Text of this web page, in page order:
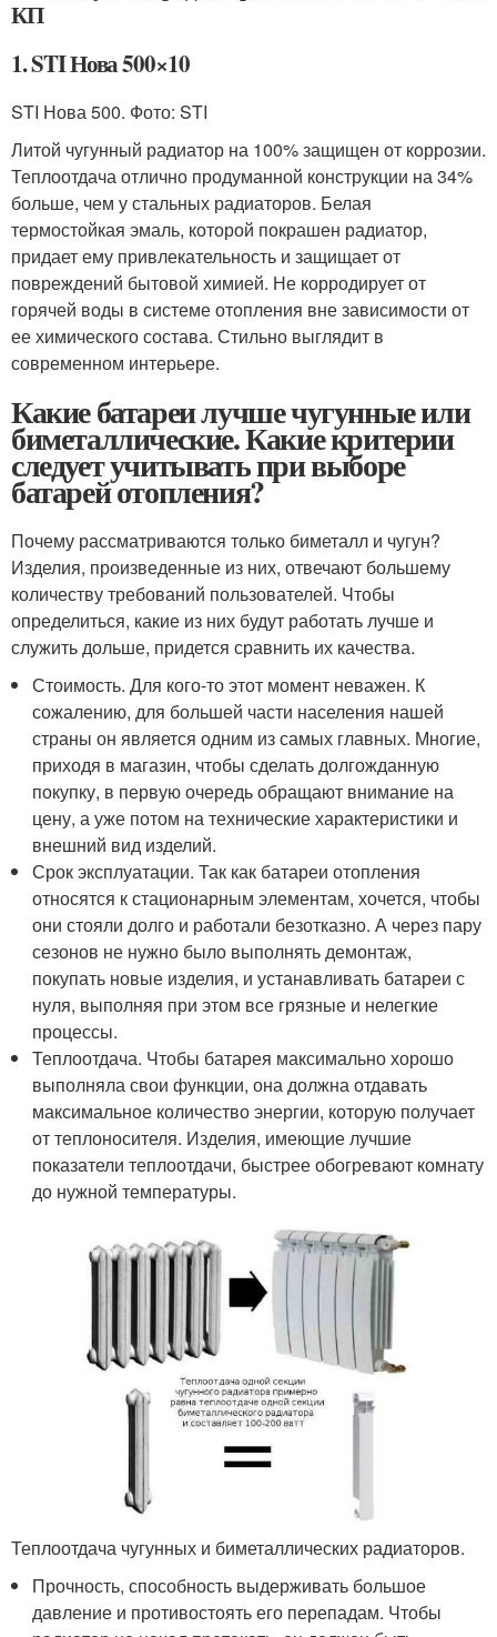
КП
1. STI Нова 500×10
STI Нова 500. Фото: STI
Литой чугунный радиатор на 100% защищен от коррозии.
Теплоотдача отлично продуманной конструкции на 34%
больше, чем у стальных радиаторов. Белая
термостойкая эмаль, которой покрашен радиатор,
придает ему привлекательность и защищает от
повреждений бытовой химией. Не корродирует от
горячей воды в системе отопления вне зависимости от
ее химического состава. Стильно выглядит в
современном интерьере.
Какие батареи лучше чугунные или
биметаллические. Какие критерии
следует учитывать при выборе
батарей отопления?
Почему рассматриваются только биметалл и чугун?
Изделия, произведенные из них, отвечают большему
количеству требований пользователей. Чтобы
определиться, какие из них будут работать лучше и
служить дольше, придется сравнить их качества.
Стоимость. Для кого-то этот момент неважен. К
сожалению, для большей части населения нашей
страны он является одним из самых главных. Многие,
приходя в магазин, чтобы сделать долгожданную
покупку, в первую очередь обращают внимание на
цену, а уже потом на технические характеристики и
внешний вид изделий.
Срок эксплуатации. Так как батареи отопления
относятся к стационарным элементам, хочется, чтобы
они стояли долго и работали безотказно. А через пару
сезонов не нужно было выполнять демонтаж,
покупать новые изделия, и устанавливать батареи с
нуля, выполняя при этом все грязные и нелегкие
процессы.
Теплоотдача. Чтобы батарея максимально хорошо
выполняла свои функции, она должна отдавать
максимальное количество энергии, которую получает
от теплоносителя. Изделия, имеющие лучшие
показатели теплоотдачи, быстрее обогревают комнату
до нужной температуры.
Теплоотдача чугунных и биметаллических радиаторов.
Прочность, способность выдерживать большое
давление и противостоять его перепадам. Чтобы